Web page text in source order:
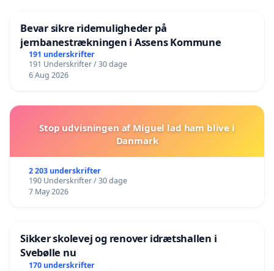
Bevar sikre ridemuligheder på
jernbanestrækningen i Assens Kommune
191 underskrifter
191 Underskrifter / 30 dage
6 Aug 2026
Stop udvisningen af Miguel lad ham blive i
Danmark
2 203 underskrifter
190 Underskrifter / 30 dage
7 May 2026
Sikker skolevej og renover idrætshallen i
Svebølle nu
170 underskrifter